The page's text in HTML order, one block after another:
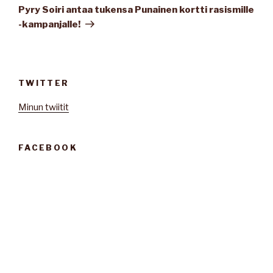
artikkeli
Pyry Soiri antaa tukensa Punainen kortti rasismille
-kampanjalle!
TWITTER
Minun twiitit
FACEBOOK